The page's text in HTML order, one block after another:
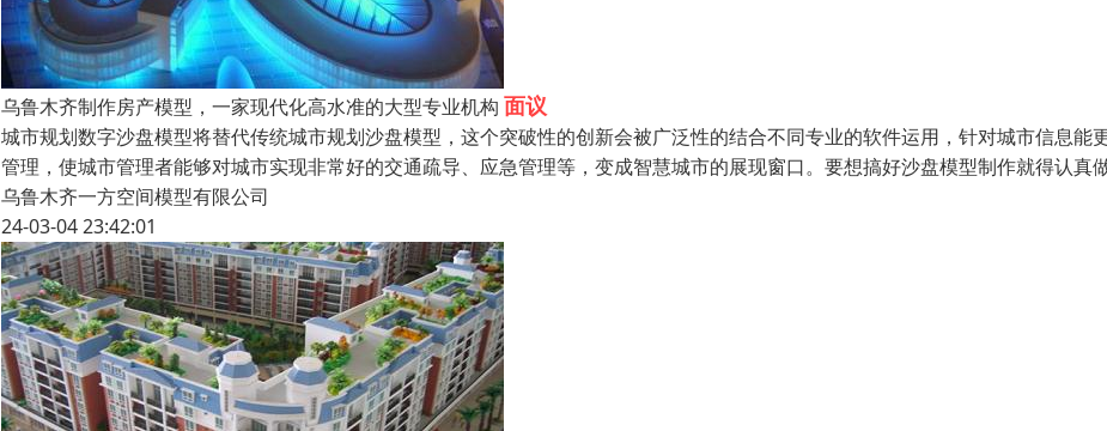
乌鲁木齐制作房产模型，一家现代化高水准的大型专业机构 面议
城市规划数字沙盘模型将替代传统城市规划沙盘模型，这个突破性的创新会被广泛性的结合不同专业的软件运用，针对城市信息能
管理，使城市管理者能够对城市实现非常好的交通疏导、应急管理等，变成智慧城市的展现窗口。要想搞好沙盘模型制作就得认真
乌鲁木齐一方空间模型有限公司
24-03-04 23:42:01